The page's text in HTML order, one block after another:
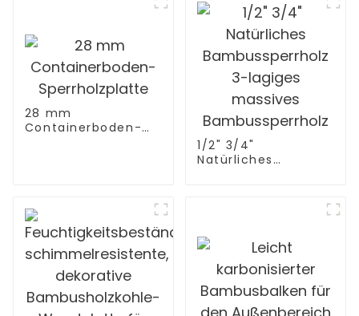
28 mm
Containerboden-
1/2" 3/4"
Natürliches